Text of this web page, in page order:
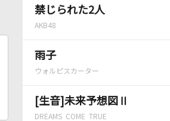
禁じられた2人
AKB48
雨子
ウォルピスカーター
[生音]未来予想図Ⅱ
DREAMS COME TRUE